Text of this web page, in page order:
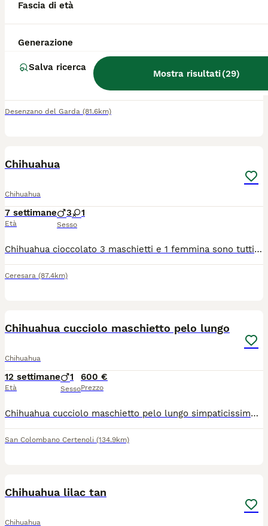
Fascia di età
Generazione
Salva ricerca
Mostra risultati(29)
2 anni 1
Desenzano del Garda (81.6km)
Chihuahua
Chihuahua
7 settimane
Età
3 1
Sesso
Chihuahua cioccolato 3 maschietti e 1 femmina sono tutti pelo lungo . Avranno sverminazione microchip vaccinazione pedigree ENCI. Mamma colore isabella papà cioccolato tricolore entrambi con DNA depositato. Non sono in regalo .
Ceresara (87.4km)
Chihuahua cucciolo maschietto pelo lungo
Chihuahua
12 settimane
Età
1
Sesso
600 €
Prezzo
Chihuahua cucciolo maschietto pelo lungo simpaticissimo dolce giocherellone, età 80 giorni taglia piccola, sverminato visitato dal veterinario microchip già inserito no vaccino eventuale spesa a parte richiesta euro 600 solo persone seriamente interessate no perditempo no collezionisti di foto queste sono di oggi visibile levante ligure
San Colombano Certenoli (134.9km)
Chihuahua lilac tan
Chihuahua